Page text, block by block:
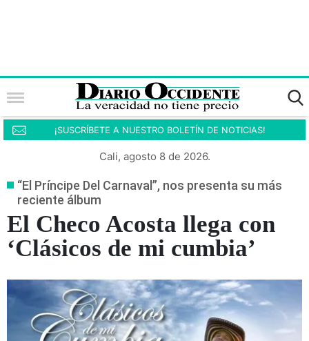
¡SUSCRÍBETE A NUESTRO BOLETÍN DE NOTICIAS!
Cali, agosto 8 de 2026.
“El Príncipe Del Carnaval”, nos presenta su más
reciente álbum
El Checo Acosta llega con
‘Clásicos de mi cumbia’